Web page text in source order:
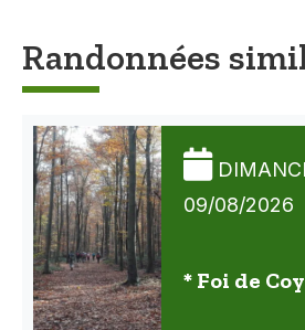
Randonnées
09/08/2026
* Foi de